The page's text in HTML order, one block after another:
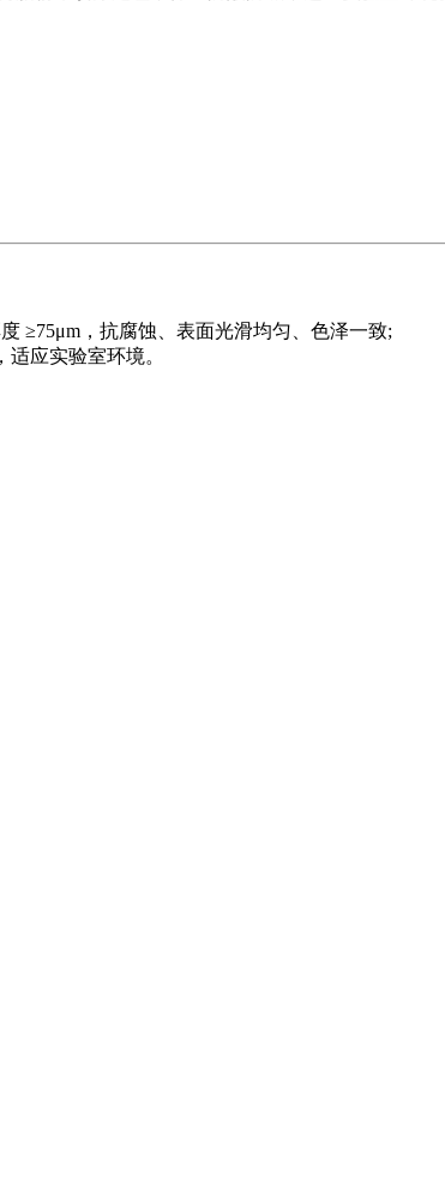
≥75μm，抗腐蚀、表面光滑均匀、色泽一致;
应实验室环境。